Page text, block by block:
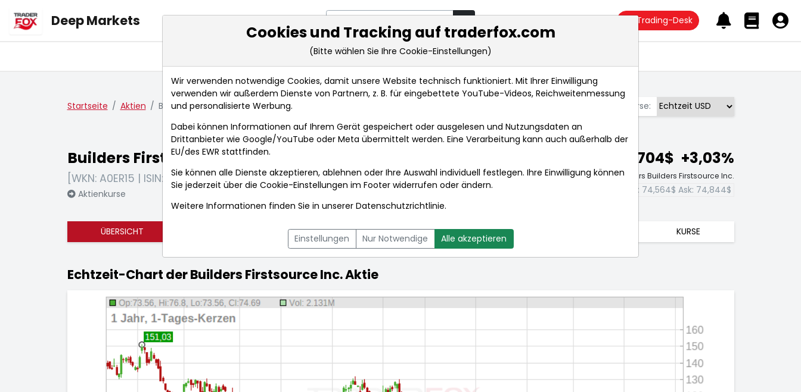
Deep Markets Trading-Desk
Markt-Analysen Market Tools Realtimekurse Nachrichten
Startseite Aktien Builders Firstsource Inc. Börse:
Builders Firstsource Inc.
[WKN: A0ER15 | ISIN: US12008R1077]
Aktienkurse
74,704$ +3,03%
Echtzeit-Aktienkurs Builders Firstsource Inc.
Bid: 74,564$ Ask: 74,844$
ÜBERSICHT NACHRICHTEN CHARTTOOL KURSE
Echtzeit-Chart der Builders Firstsource Inc. Aktie
Cookies und Tracking auf traderfox.com
(Bitte wählen Sie Ihre Cookie-Einstellungen)
Wir verwenden notwendige Cookies, damit unsere Website technisch funktioniert. Mit Ihrer Einwilligung
verwenden wir außerdem Dienste von Partnern, z. B. für eingebettete YouTube-Videos, Reichweitenmessung
und personalisierte Werbung.
Dabei können Informationen auf Ihrem Gerät gespeichert oder ausgelesen und Nutzungsdaten an
Drittanbieter wie Google/YouTube oder Meta übermittelt werden. Eine Verarbeitung kann auch außerhalb der
EU/des EWR stattfinden.
Sie können alle Dienste akzeptieren, ablehnen oder Ihre Auswahl individuell festlegen. Ihre Einwilligung können
Sie jederzeit über die Cookie-Einstellungen im Footer widerrufen oder ändern.
Weitere Informationen finden Sie in unserer Datenschutzrichtlinie.
Einstellungen Nur Notwendige Alle akzeptieren